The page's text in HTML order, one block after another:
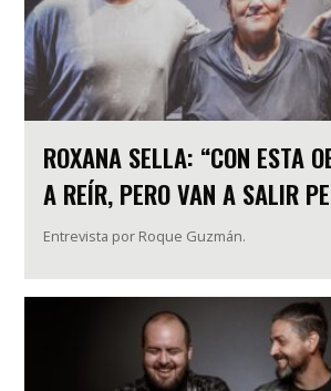
ROXANA SELLA: “CON ESTA
A REÍR, PERO VAN A SALIR
Entrevista por Roque Guzmán.